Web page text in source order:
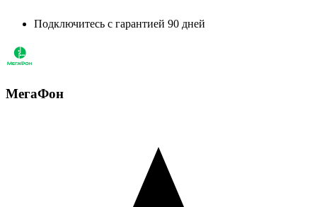
Подключитесь с гарантией 90 дней
МегаФон